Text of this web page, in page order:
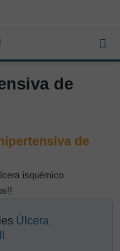
de
de
isquémico
Úlcera